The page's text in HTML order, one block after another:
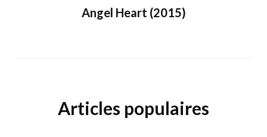
Angel Heart (2015)
Articles populaires